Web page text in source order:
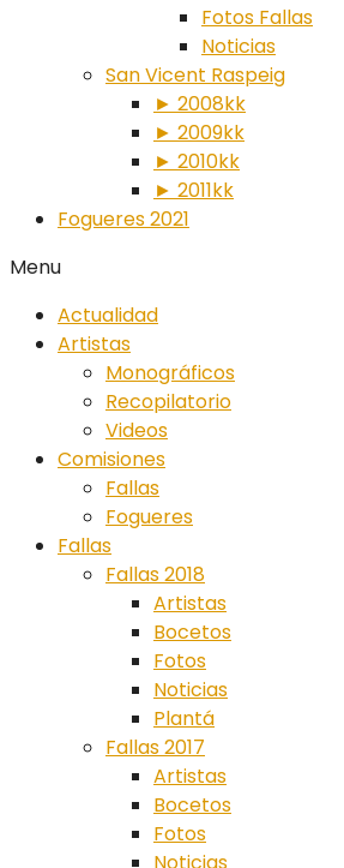
Fotos Fallas
Noticias
San Vicent Raspeig
► 2008kk
► 2009kk
► 2010kk
► 2011kk
Fogueres 2021
Menu
Actualidad
Artistas
Monográficos
Recopilatorio
Videos
Comisiones
Fallas
Fogueres
Fallas
Fallas 2018
Artistas
Bocetos
Fotos
Noticias
Plantá
Fallas 2017
Artistas
Bocetos
Fotos